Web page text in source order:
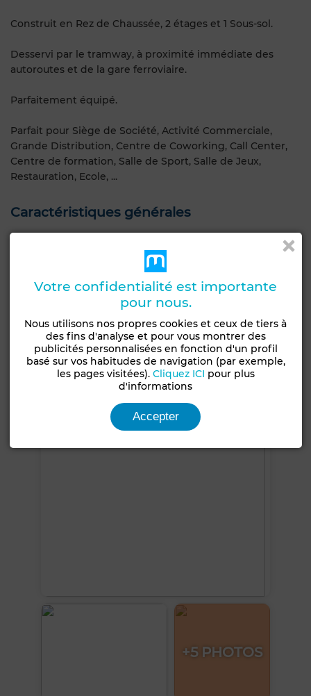
Construit en Rez de Chaussée, 2 étages et 1 Sous-sol.
Desservi par le tramway, à proximité immédiate des
autoroutes et de la gare ferroviaire.
Parfaitement équipé.
Parfait pour Siège de Société, Activité Commerciale,
Grande Distribution, Centre de Coworking, Call Center,
Centre de formation, Salle de Sport, Salle de Jeux,
Restauration, Ecole, ...
Caractéristiques générales
Années Étage du bien
2ème
Type du sol
Parquet
Climatisation Sécurité Cuisine équipée
+5 PHOTOS
Votre confidentialité est importante
pour nous.
Nous utilisons nos propres cookies et ceux de tiers à
des fins d'analyse et pour vous montrer des
publicités personnalisées en fonction d'un profil
basé sur vos habitudes de navigation (par exemple,
les pages visitées). Cliquez ICI pour plus
d'informations
Accepter